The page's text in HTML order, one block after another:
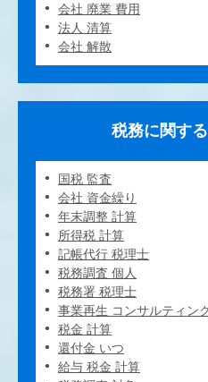
会社 廃業 費用
法人 清算
会社 解散
税務に関す
国税 監査
会社 資金繰り
年末調整 計算
所得税 計算
記帳代行 税理士
税務調査 個人
税務署 税理士
事業再生 コンサルティン
税金 計算
還付金 いつ
給与 税金 計算